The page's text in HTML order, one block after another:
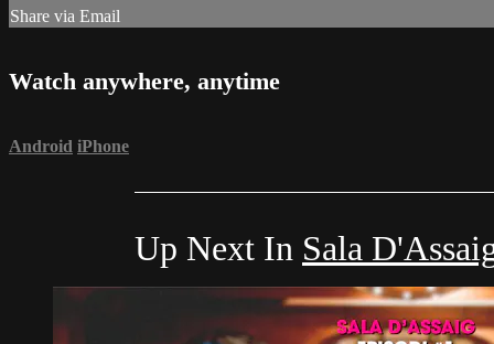
Share via Email
Watch anywhere, anytime
Android iPhone
Up Next In Sala